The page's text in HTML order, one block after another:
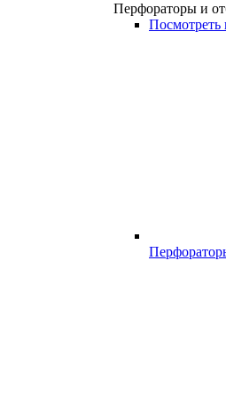
Перфораторы и
Посмотреть